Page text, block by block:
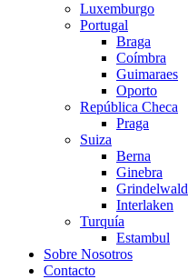
Luxemburgo
Portugal
Braga
Coímbra
Guimaraes
Oporto
República Checa
Praga
Suiza
Berna
Ginebra
Grindelwald
Interlaken
Turquía
Estambul
Sobre Nosotros
Contacto